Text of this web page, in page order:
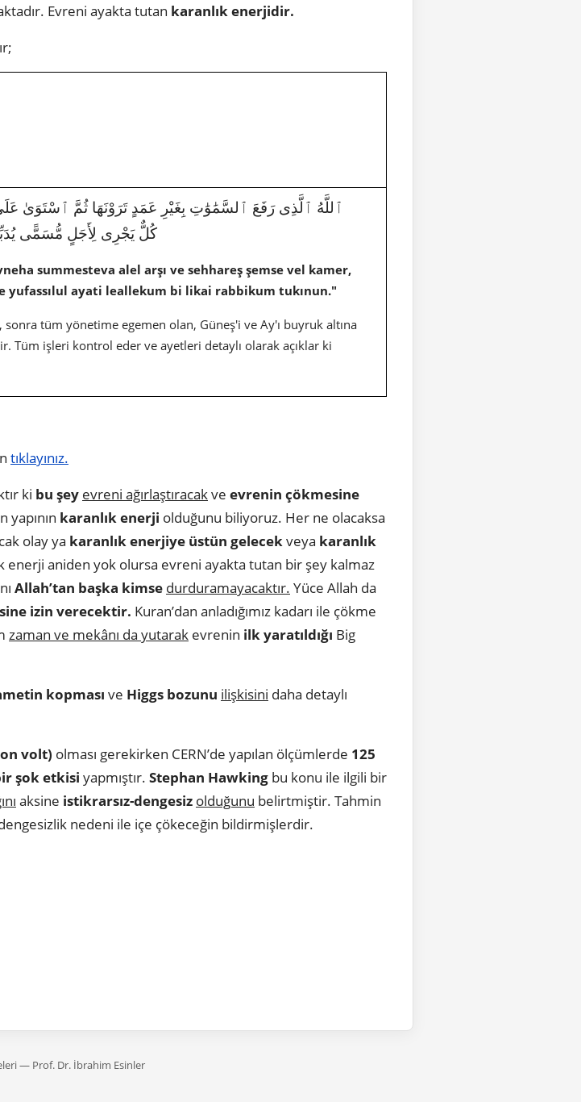
Evreni ayakta tutan karanlık enerjidir.
كُلٌّ يَجْرِى لِأَجَلٍ مُّسَمًّى
summesteva alel arşı ve sehhareş şemse vel kamer,
ayati leallekum bi likai rabbikum tukınun."
tüm yönetime egemen olan, Güneş'i ve Ay'ı buyruk altına
Tüm işleri kontrol eder ve ayetleri detaylı olarak açıklar ki
tıklayınız.
ki bu şey evreni ağırlaştıracakve evrenin çökmesine
karanlık enerji olduğunu biliyoruz. Her ne olacaksa
olay ya karanlık enerjiye üstün gelecekveya karanlık
enerji aniden yok olursa evreni ayakta tutan bir şey kalmaz
Allah’tan başka kimse durduramayacaktır. Yüce Allah da
izin verecektir. Kuran’dan anladığımız kadarı ile çökme
zaman ve mekânı da yutarak evrenin ilk yaratıldığı Big
kopması ve Higgs bozunu ilişkisini daha detaylı
volt) olması gerekirken CERN’de yapılan ölçümlerde 125
şok etkisi yapmıştır. Stephan Hawking bu konu ile ilgili bir
aksine istikrarsız-dengesiz olduğunu belirtmiştir. Tahmin
nedeni ile içe çökeceğin bildirmişlerdir.
— Prof. Dr. İbrahim Esinler